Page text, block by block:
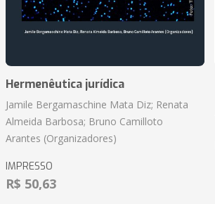
Hermenêutica jurídica
Jamile Bergamaschine Mata Diz; Renata
Almeida Barbosa; Bruno Camilloto
Arantes (Organizadores)
IMPRESSO
R$ 50,63